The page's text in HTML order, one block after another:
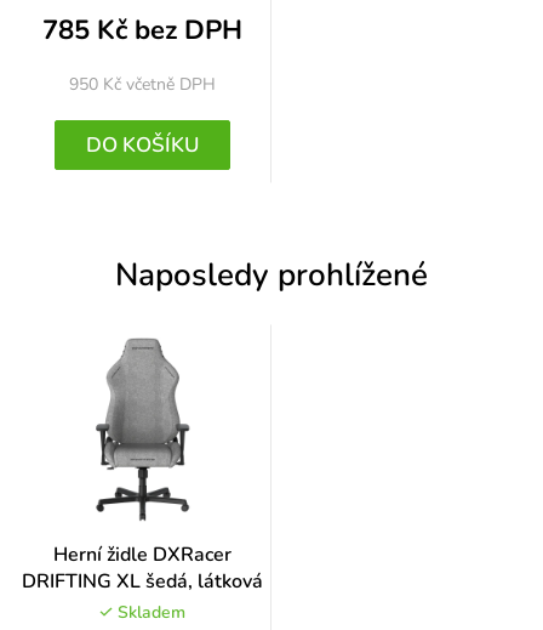
785 Kč bez DPH
950 Kč včetně DPH
DO KOŠÍKU
Naposledy prohlížené
Herní židle DXRacer
DRIFTING XL šedá, látková
Skladem